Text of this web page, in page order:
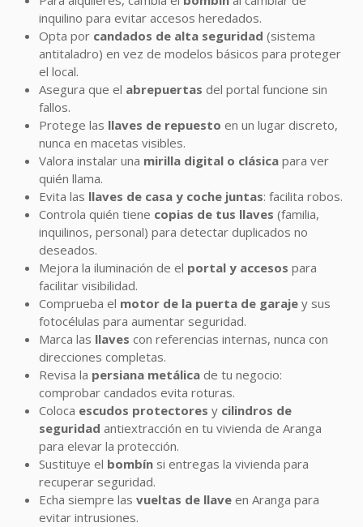
inquilino para evitar accesos heredados.
Opta por candados de alta seguridad (sistema
antitaladro) en vez de modelos básicos para proteger
el local.
Asegura que el abrepuertas del portal funcione sin
fallos.
Protege las llaves de repuesto en un lugar discreto,
nunca en macetas visibles.
Valora instalar una mirilla digital o clásica para ver
quién llama.
Evita las llaves de casa y coche juntas: facilita robos.
Controla quién tiene copias de tus llaves (familia,
inquilinos, personal) para detectar duplicados no
deseados.
Mejora la iluminación de el portal y accesos para
facilitar visibilidad.
Comprueba el motor de la puerta de garaje y sus
fotocélulas para aumentar seguridad.
Marca las llaves con referencias internas, nunca con
direcciones completas.
Revisa la persiana metálica de tu negocio:
comprobar candados evita roturas.
Coloca escudos protectores y cilindros de
seguridad antiextracción en tu vivienda de Aranga
para elevar la protección.
Sustituye el bombín si entregas la vivienda para
recuperar seguridad.
Echa siempre las vueltas de llave en Aranga para
evitar intrusiones.